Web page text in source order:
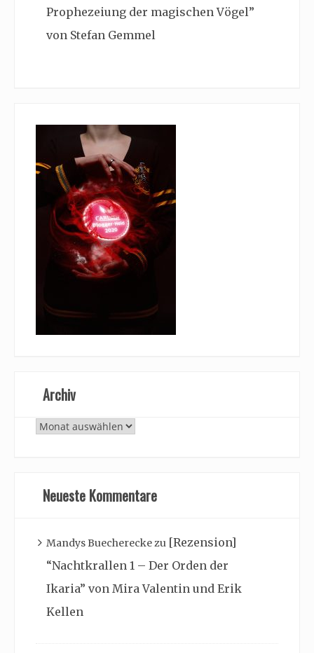
Prophezeiung der magischen Vögel”
von Stefan Gemmel
Archiv
Archiv
Neueste Kommentare
Mandys Buechereckezu [Rezension]
“Nachtkrallen 1 – Der Orden der
Ikaria” von Mira Valentin und Erik
Kellen